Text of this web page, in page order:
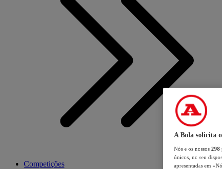
Competições
A Bola solicita
Nós e os nossos 298
únicos, no seu
apresentadas em